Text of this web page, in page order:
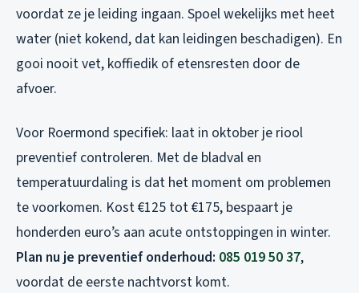
voordat ze je leiding ingaan. Spoel wekelijks met heet
water (niet kokend, dat kan leidingen beschadigen). En
gooi nooit vet, koffiedik of etensresten door de
afvoer.
Voor Roermond specifiek: laat in oktober je riool
preventief controleren. Met de bladval en
temperatuurdaling is dat het moment om problemen
te voorkomen. Kost €125 tot €175, bespaart je
honderden euro’s aan acute ontstoppingen in winter.
Plan nu je preventief onderhoud: 085 019 50 37,
voordat de eerste nachtvorst komt.